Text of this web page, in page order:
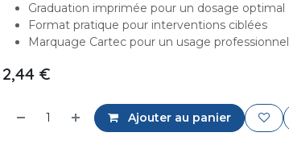
Graduation imprimée pour un dosage optimal
Format pratique pour interventions ciblées
Marquage Cartec pour un usage professionnel
2,44 €
Ajouter au panier